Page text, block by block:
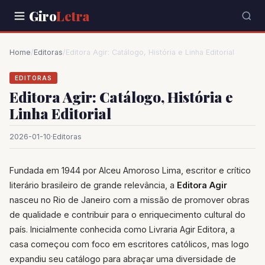
GiroLetra
Home/Editoras/Editora Agir: Catálogo, História e Linha Editorial
EDITORAS
Editora Agir: Catálogo, História e
Linha Editorial
2026-01-10·Editoras
Fundada em 1944 por Alceu Amoroso Lima, escritor e crítico
literário brasileiro de grande relevância, a Editora Agir
nasceu no Rio de Janeiro com a missão de promover obras
de qualidade e contribuir para o enriquecimento cultural do
país. Inicialmente conhecida como Livraria Agir Editora, a
casa começou com foco em escritores católicos, mas logo
expandiu seu catálogo para abraçar uma diversidade de